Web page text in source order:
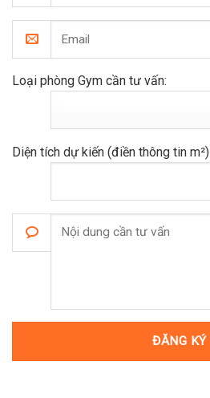
Loại phòng Gym cần tư vấn:
Diện tích dự kiến (điền thông tin m²)